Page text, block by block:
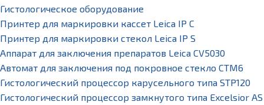
Гистологическое оборудование
Принтер для маркировки кассет Leica IP C
Принтер для маркировки стекол Leica IP S
Аппарат для заключения препаратов Leica CV5030
Автомат для заключения под покровное стекло CTM6
Гистологический процессор карусельного типа STP120
Гистологический процессор замкнутого типа Excelsior AS